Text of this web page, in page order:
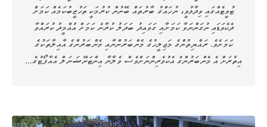
ޓުވީޓެއްގައި ވިދާޅުވީ، ނުހައްގު ބާރުތައް ބޭނުން ކުރުމަކީ ތަހުޒީބުކަމެއް ކަމަށް
ދެކެވަޑައި ނުގަންނަވާ ކަމަށާއި ގަވައިދު ބަދަލު ކުރާނެ ކަމަށް އުއްމީދު ކުރައްވާ
ކަމަށެވެ. ރައްޔިތުންގެ މަޖިލީހުގެ މެންބަރުންނާއި މެންބަރުންގެ އާއިލާތަކުގެ
އިތުރަށް އެ މެންބަރުންގެ އެކުވެރިންނަށްވެސް ވެލާނާ އިންޓަނޭޝަނަލް އެއާޕޯޓުގެ…